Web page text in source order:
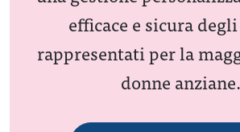
efficace e sicura
rappresentati per la
donne anziane.